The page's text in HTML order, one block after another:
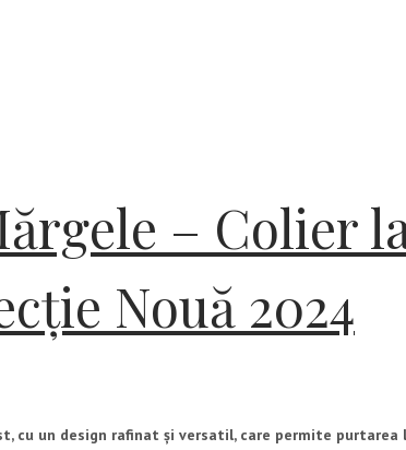
– Colier
Nouă 2024
cu un design rafinat și versatil, care permite